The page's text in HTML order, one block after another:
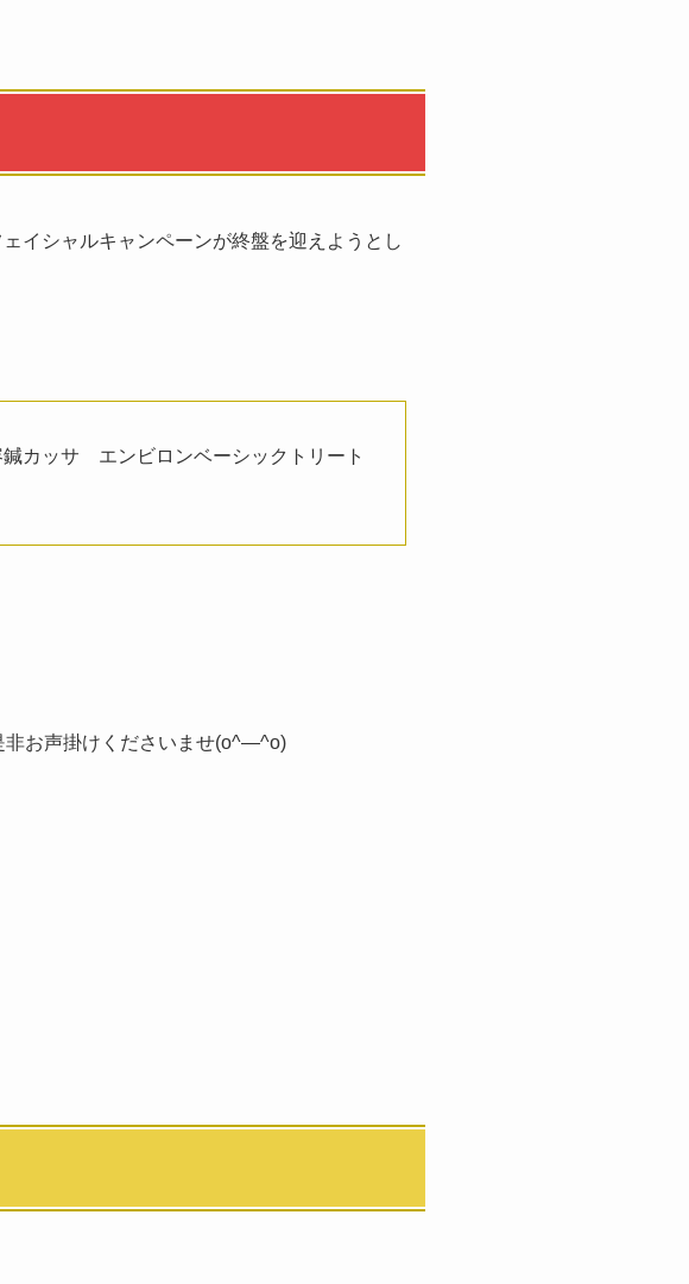
イシャルキャンペーンが終盤を迎えようとし
ッサ エンビロンベーシックトリート
非お声掛けくださいませ(o^―^o)